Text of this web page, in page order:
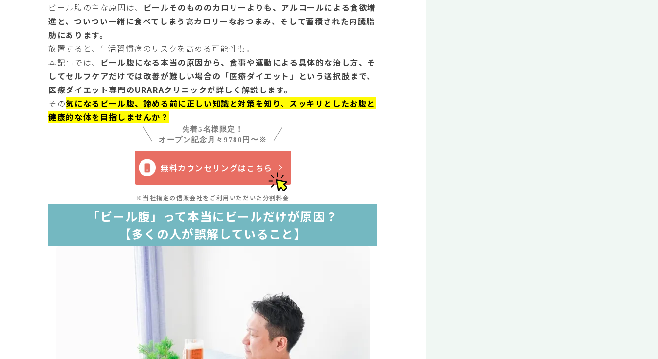
ビール腹の主な原因は、 ビールそのもののカロリーよりも、アルコールによる食欲増
進と、ついつい一緒に食べてしまう高カロリーなおつまみ、そして蓄積された内臓脂
肪にあります。
放置すると、生活習慣病のリスクを高める可能性も。
本記事では、 ビール腹になる本当の原因から、食事や運動による具体的な治し方、そ
してセルフケアだけでは改善が難しい場合の「医療ダイエット」という選択肢まで、
医療ダイエット専門のURARAクリニックが詳しく解説します。
その気になるビール腹、諦める前に正しい知識と対策を知り、スッキリとしたお腹と
健康的な体を目指しませんか？
先着5名様限定！
オープン記念月々9780円〜※
無料カウンセリングはこちら
※当社指定の信販会社をご利用いただいた分割料金
「ビール腹」って本当にビールだけが原因？
【多くの人が誤解していること】